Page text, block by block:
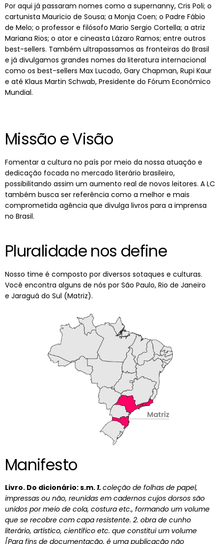
Por aqui já passaram nomes como a supernanny, Cris Poli; o
cartunista Mauricio de Sousa; a Monja Coen; o Padre Fábio
de Melo; o professor e filósofo Mario Sergio Cortella; a atriz
Mariana Rios; o ator e cineasta Lázaro Ramos; entre outros
best-sellers. Também ultrapassamos as fronteiras do Brasil
e já divulgamos grandes nomes da literatura internacional
como os best-sellers Max Lucado, Gary Chapman, Rupi Kaur
e até Klaus Martin Schwab, Presidente do Fórum Econômico
Mundial.
Missão e Visão
Fomentar a cultura no país por meio da nossa atuação e
dedicação focada no mercado literário brasileiro,
possibilitando assim um aumento real de novos leitores. A LC
também busca ser referência como a melhor e mais
comprometida agência que divulga livros para a imprensa
no Brasil.
Pluralidade nos define
Nosso time é composto por diversos sotaques e culturas.
Você encontra alguns de nós por São Paulo, Rio de Janeiro
e Jaraguá do Sul (Matriz).
Manifesto
Livro. Do dicionário: s.m. 1. coleção de folhas de papel,
impressas ou não, reunidas em cadernos cujos dorsos são
unidos por meio de cola, costura etc., formando um volume
que se recobre com capa resistente. 2. obra de cunho
literário, artístico, científico etc. que constitui um volume
[Para fins de documentação, é uma publicação não